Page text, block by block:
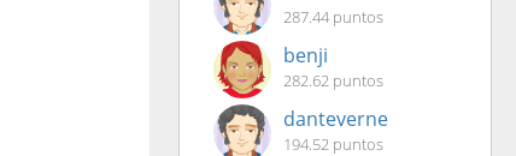
287.44 puntos
benji
282.62 puntos
danteverne
194.52 puntos